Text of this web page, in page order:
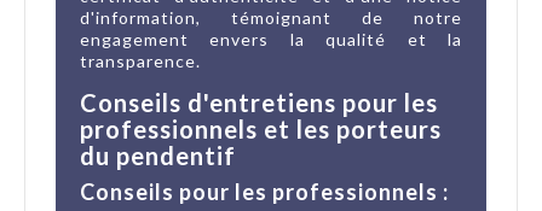
d'information, témoignant de notre
engagement envers la qualité et la
transparence.
Conseils d'entretiens pour les
professionnels et les porteurs
du pendentif
Conseils pour les professionnels :